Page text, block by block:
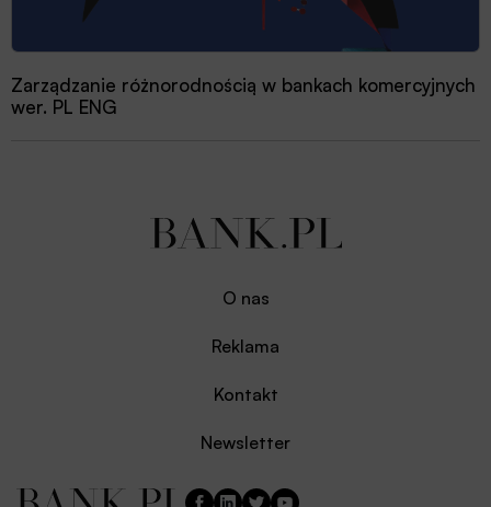
Zarządzanie różnorodnością w bankach komercyjnych
wer. PL ENG
O nas
Reklama
Kontakt
Newsletter